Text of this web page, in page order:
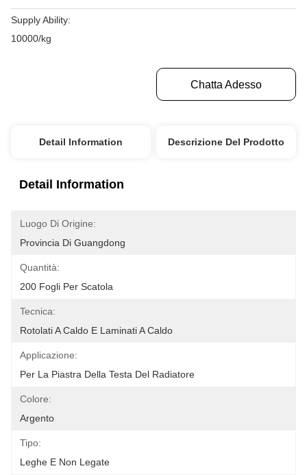
Supply Ability:
10000/kg
Chatta Adesso
Detail Information Descrizione Del Prodotto
Detail Information
Luogo Di Origine:
Provincia Di Guangdong
Quantità:
200 Fogli Per Scatola
Tecnica:
Rotolati A Caldo E Laminati A Caldo
Applicazione:
Per La Piastra Della Testa Del Radiatore
Colore:
Argento
Tipo:
Leghe E Non Legate